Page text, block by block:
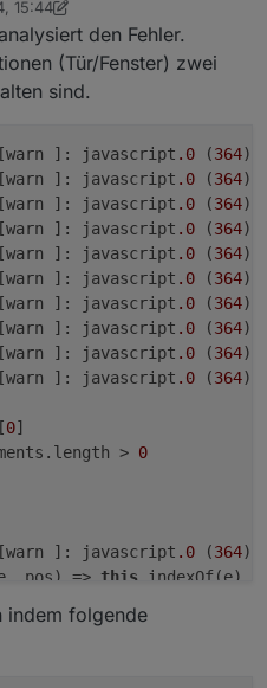
15:44
8. Apr. 2024, 17:46
den Fehler.
(Tür/Fenster) zwei
sind.
[warn ]: javascript
.0 (364)
[warn ]: javascript
.0 (364)
[warn ]: javascript
.0 (364)
[warn ]: javascript
.0 (364)
[warn ]: javascript
.0 (364)
[warn ]: javascript
.0 (364)
[warn ]: javascript
.0 (364)
[warn ]: javascript
.0 (364)
[warn ]: javascript
.0 (364)
[warn ]: javascript
.0 (364)
[0]
> 0
[warn ]: javascript
.0 (364)
pos) => this .indexOf(e)
[warn ]: javascript
indem folgende